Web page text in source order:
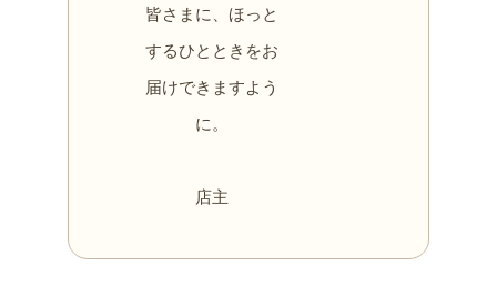
皆さまに、ほっと
するひとときをお
届けできますよう
に。
店主